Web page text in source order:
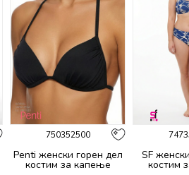
750352500
Penti женски горeн дел
костим за капење
SF
костим